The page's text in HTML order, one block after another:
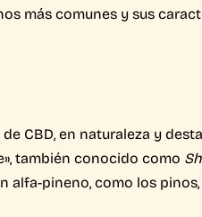
más comunes y sus
CBD, en naturaleza y
también conocido como
pineno, como los